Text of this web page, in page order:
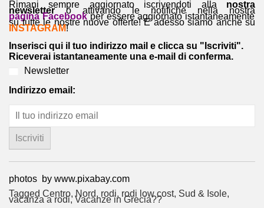
Rimani sempre aggiornato iscrivendoti alla nostra
newslettero attivando le notifiche nella nostra
pagina Facebookper essere aggiornato istantaneamente
su tutte le nostre nuove offerte! E adesso siamo anche su
INSTAGRAM!
Inserisci qui il tuo indirizzo mail e clicca su "Iscriviti".
Riceverai istantaneamente una e-mail di conferma.
Newsletter
Indirizzo email:
photos by www.pixabay.com
Tagged Centro,Nord, rodi, rodi low cost, Sud & Isole,
vacanza a rodi, Vacanze in Grecia??